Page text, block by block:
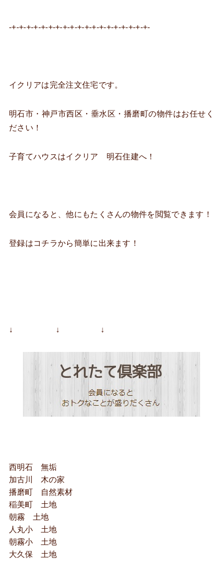
-+-+-+-+-+-+-+-+-+-+-+-+-+-+-+-+-+-+-+-
イクリアは完全注文住宅です。
明石市・神戸市西区・垂水区・播磨町の物件はお任せく
ださい！
子育てハウスはイクリア 明石住建へ！
会員になると、他にもたくさんの物件を閲覧できます！
登録はコチラから簡単に出来ます！
↓ ↓ ↓
西明石 無垢
加古川 木の家
播磨町 自然素材
稲美町 土地
朝霧 土地
人丸小 土地
朝霧小 土地
大久保 土地